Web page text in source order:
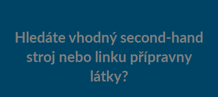
Hledáte vhodný second-hand
stroj nebo linku přípravny
látky?